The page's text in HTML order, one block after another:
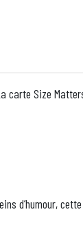
Size
d’humour,